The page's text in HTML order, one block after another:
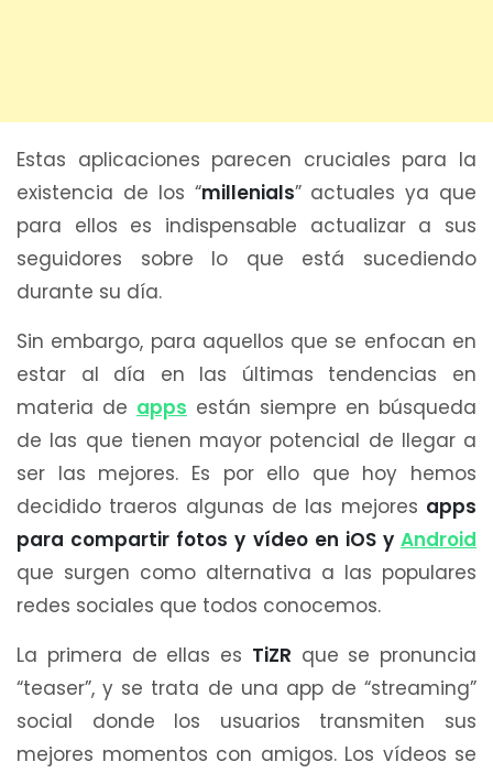
Estas aplicaciones parecen cruciales para la
existencia de los “millenials” actuales ya que
para ellos es indispensable actualizar a sus
seguidores sobre lo que está sucediendo
durante su día.
Sin embargo, para aquellos que se enfocan en
estar al día en las últimas tendencias en
materia de apps están siempre en búsqueda
de las que tienen mayor potencial de llegar a
ser las mejores. Es por ello que hoy hemos
decidido traeros algunas de las mejores apps
para compartir fotos y vídeo en iOS y Android
que surgen como alternativa a las populares
redes sociales que todos conocemos.
La primera de ellas es TiZR que se pronuncia
“teaser”, y se trata de una app de “streaming”
social donde los usuarios transmiten sus
mejores momentos con amigos. Los vídeos se